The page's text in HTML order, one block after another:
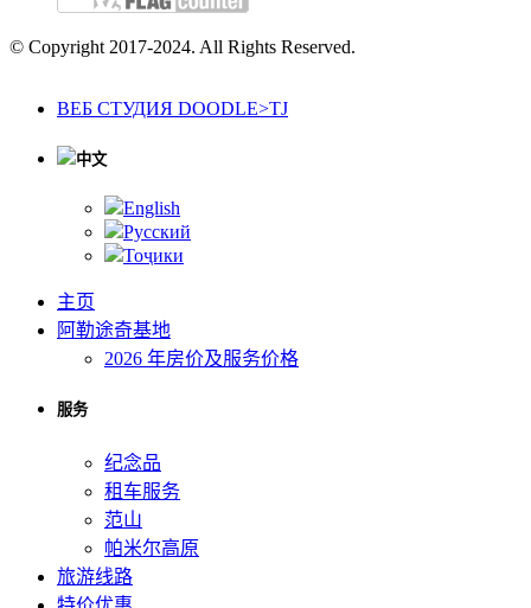
© Copyright 2017-2024. All Rights Reserved.
ВЕБ СТУДИЯ DOODLE>TJ
中文
English
Русский
Тоҷики
主页
阿勒途奇基地
2026 年房价及服务价格
服务
纪念品
租车服务
范山
帕米尔高原
旅游线路